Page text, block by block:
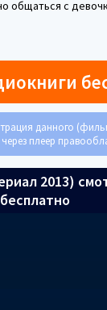
общаться с
данного
плеер
2013)
бесплатно